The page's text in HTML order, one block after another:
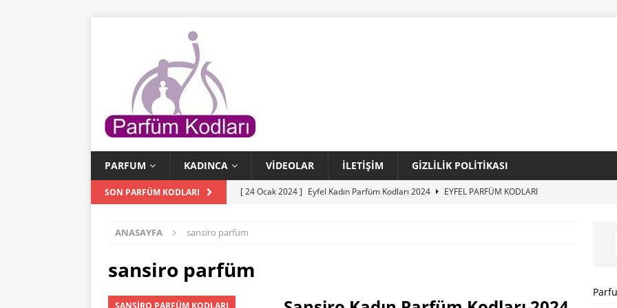
PARFUM KADINCA VIDEOLAR İLETIŞIM GIZLILIK POLITIKASI
SON PARFÜM KODLARI [ 24 Ocak 2024 ] Eyfel Kadın Parfüm Kodları 2024
EYFEL PARFÜM KODLARI
KODLARI
ANASAYFA sansiro parfüm
sansiro parfüm
SANSIRO PARFÜM KODLARI